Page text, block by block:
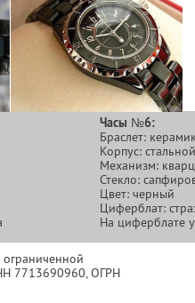
Часы №6:
Браслет:
Корпус: стальной
Механизм:
Стекло:
Цвет: черный
Циферблат:
На циферблате
ограниченной
7713690960, ОГРН